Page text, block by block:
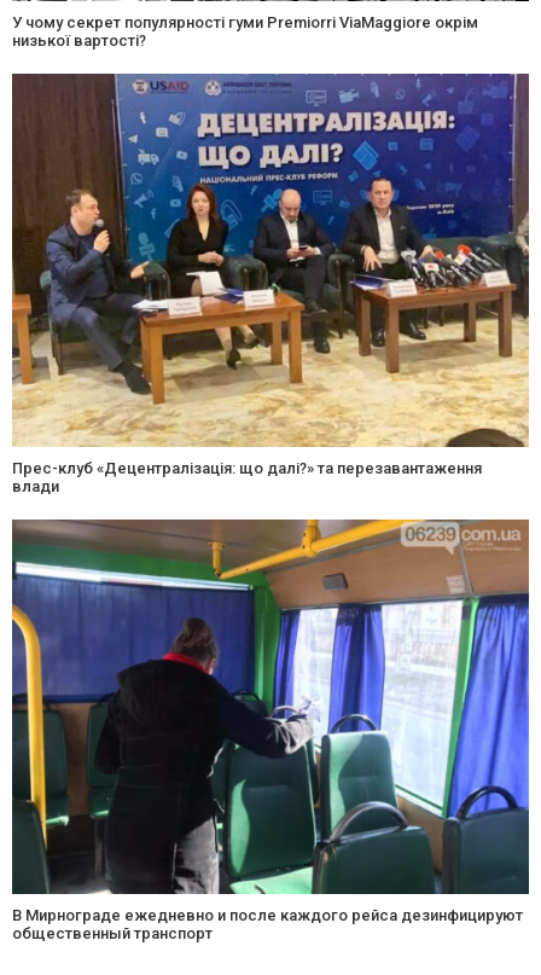
У чому секрет популярності гуми Premiorri ViaMaggiore окрім
низької вартості?
Прес-клуб «Децентралізація: що далі?» та перезавантаження
влади
В Мирнограде ежедневно и после каждого рейса дезинфицируют
общественный транспорт